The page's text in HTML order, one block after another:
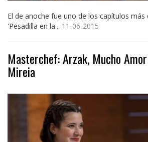
El de anoche fue uno de los capítulos más
'Pesadilla en la... 11-06-2015
Masterchef: Arzak, Mucho
Mireia